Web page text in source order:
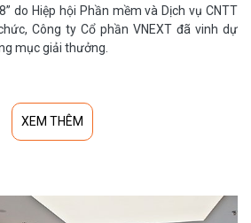
do Hiệp hội Phần mềm và Dịch vụ CNTT
Công ty Cổ phần VNEXT đã vinh dự
mục giải thưởng.
XEM THÊM